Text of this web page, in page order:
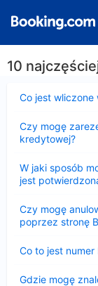
10
Co jest wliczone
Czy mogę
kredytowej?
W jaki sposób
jest
Czy mogę
poprzez stronę
Co to jest
Gdzie mogę